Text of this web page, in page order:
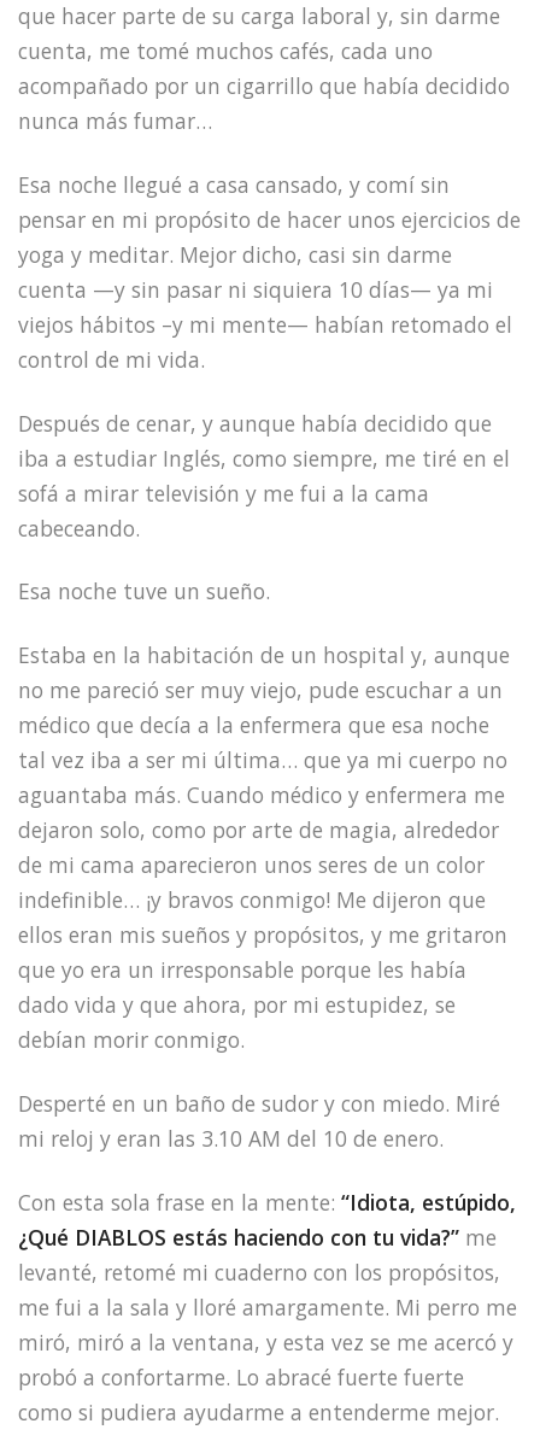
que hacer parte de su carga laboral y, sin darme
cuenta, me tomé muchos cafés, cada uno
acompañado por un cigarrillo que había decidido
nunca más fumar…
Esa noche llegué a casa cansado, y comí sin
pensar en mi propósito de hacer unos ejercicios de
yoga y meditar. Mejor dicho, casi sin darme
cuenta —y sin pasar ni siquiera 10 días— ya mi
viejos hábitos –y mi mente— habían retomado el
control de mi vida.
Después de cenar, y aunque había decidido que
iba a estudiar Inglés, como siempre, me tiré en el
sofá a mirar televisión y me fui a la cama
cabeceando.
Esa noche tuve un sueño.
Estaba en la habitación de un hospital y, aunque
no me pareció ser muy viejo, pude escuchar a un
médico que decía a la enfermera que esa noche
tal vez iba a ser mi última… que ya mi cuerpo no
aguantaba más. Cuando médico y enfermera me
dejaron solo, como por arte de magia, alrededor
de mi cama aparecieron unos seres de un color
indefinible… ¡y bravos conmigo! Me dijeron que
ellos eran mis sueños y propósitos, y me gritaron
que yo era un irresponsable porque les había
dado vida y que ahora, por mi estupidez, se
debían morir conmigo.
Desperté en un baño de sudor y con miedo. Miré
mi reloj y eran las 3.10 AM del 10 de enero.
Con esta sola frase en la mente: “Idiota, estúpido,
¿Qué DIABLOS estás haciendo con tu vida?” me
levanté, retomé mi cuaderno con los propósitos,
me fui a la sala y lloré amargamente. Mi perro me
miró, miró a la ventana, y esta vez se me acercó y
probó a confortarme. Lo abracé fuerte fuerte
como si pudiera ayudarme a entenderme mejor.